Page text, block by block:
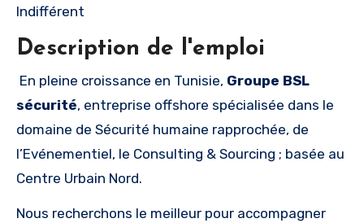
Indifférent
Description de l'emploi
En pleine croissance en Tunisie, Groupe BSL
sécurité, entreprise offshore spécialisée dans le
domaine de Sécurité humaine rapprochée, de
l’Evénementiel, le Consulting & Sourcing ; basée au
Centre Urbain Nord.
Nous recherchons le meilleur pour accompagner